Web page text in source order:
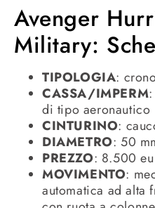
Avenger
Military:
TIPOLOGIA:
CASSA/IMPERM
di tipo aeronautico
CINTURINO:
DIAMETRO: 50
PREZZO: 8.500
MOVIMENTO:
automatica ad alta